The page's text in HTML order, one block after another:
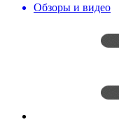
Обзоры и видео